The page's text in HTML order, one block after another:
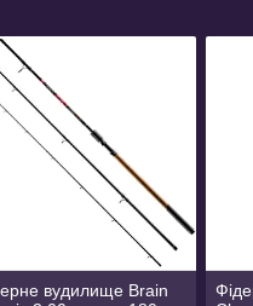
вудилище Brain